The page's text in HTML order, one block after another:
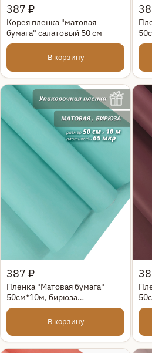
Быстрый просмотр
387 ₽
Корея пленка "матовая
бумага" салатовый 50 см
В корзину
Быстрый просмотр
387 ₽
Пленка "Матовая бумага"
50см*10м, бирюза
(4630037214345)
В корзину